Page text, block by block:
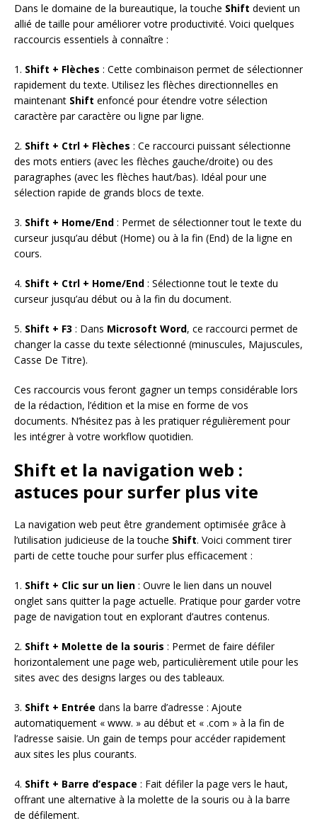
Dans le domaine de la bureautique, la touche Shift devient un
allié de taille pour améliorer votre productivité. Voici quelques
raccourcis essentiels à connaître :
1. Shift + Flèches : Cette combinaison permet de sélectionner
rapidement du texte. Utilisez les flèches directionnelles en
maintenant Shift enfoncé pour étendre votre sélection
caractère par caractère ou ligne par ligne.
2. Shift + Ctrl + Flèches : Ce raccourci puissant sélectionne
des mots entiers (avec les flèches gauche/droite) ou des
paragraphes (avec les flèches haut/bas). Idéal pour une
sélection rapide de grands blocs de texte.
3. Shift + Home/End : Permet de sélectionner tout le texte du
curseur jusqu’au début (Home) ou à la fin (End) de la ligne en
cours.
4. Shift + Ctrl + Home/End : Sélectionne tout le texte du
curseur jusqu’au début ou à la fin du document.
5. Shift + F3 : Dans Microsoft Word, ce raccourci permet de
changer la casse du texte sélectionné (minuscules, Majuscules,
Casse De Titre).
Ces raccourcis vous feront gagner un temps considérable lors
de la rédaction, l’édition et la mise en forme de vos
documents. N’hésitez pas à les pratiquer régulièrement pour
les intégrer à votre workflow quotidien.
Shift et la navigation web :
astuces pour surfer plus vite
La navigation web peut être grandement optimisée grâce à
l’utilisation judicieuse de la touche Shift. Voici comment tirer
parti de cette touche pour surfer plus efficacement :
1. Shift + Clic sur un lien : Ouvre le lien dans un nouvel
onglet sans quitter la page actuelle. Pratique pour garder votre
page de navigation tout en explorant d’autres contenus.
2. Shift + Molette de la souris : Permet de faire défiler
horizontalement une page web, particulièrement utile pour les
sites avec des designs larges ou des tableaux.
3. Shift + Entrée dans la barre d’adresse : Ajoute
automatiquement « www. » au début et « .com » à la fin de
l’adresse saisie. Un gain de temps pour accéder rapidement
aux sites les plus courants.
4. Shift + Barre d’espace : Fait défiler la page vers le haut,
offrant une alternative à la molette de la souris ou à la barre
de défilement.